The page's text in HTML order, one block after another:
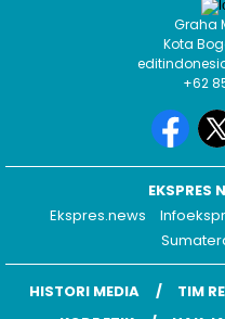
Graha
Kota
+62
EKSPRES
Ekspres.news
HISTORI MEDIA TIM